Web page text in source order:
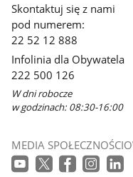
Skontaktuj się z nami
pod numerem:
22 52 12 888
Infolinia dla Obywatela
222 500 126
W dni robocze
w godzinach: 08:30-16:00
MEDIA